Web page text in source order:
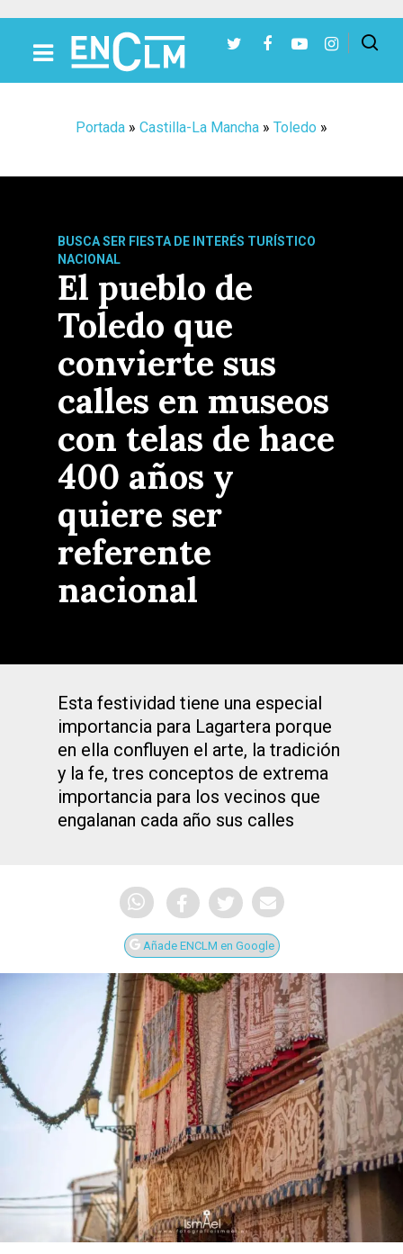
Portada » Castilla-La Mancha » Toledo »
BUSCA SER FIESTA DE INTERÉS TURÍSTICO
NACIONAL
El pueblo de
Toledo que
convierte sus
calles en museos
con telas de hace
400 años y
quiere ser
referente
nacional
Esta festividad tiene una especial
importancia para Lagartera porque
en ella confluyen el arte, la tradición
y la fe, tres conceptos de extrema
importancia para los vecinos que
engalanan cada año sus calles
Añade ENCLM en Google